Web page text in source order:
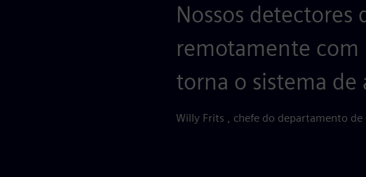
Nossos detectores
remotamente com
torna o sistema de
Willy Frits , chefe do departamento